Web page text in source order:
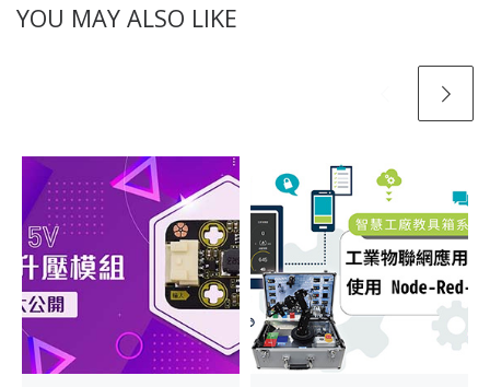
YOU MAY ALSO LIKE